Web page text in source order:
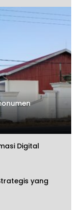
Digital
yang